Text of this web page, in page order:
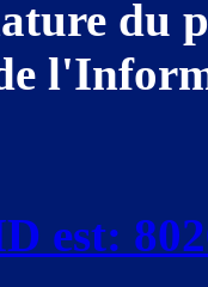
du
est: